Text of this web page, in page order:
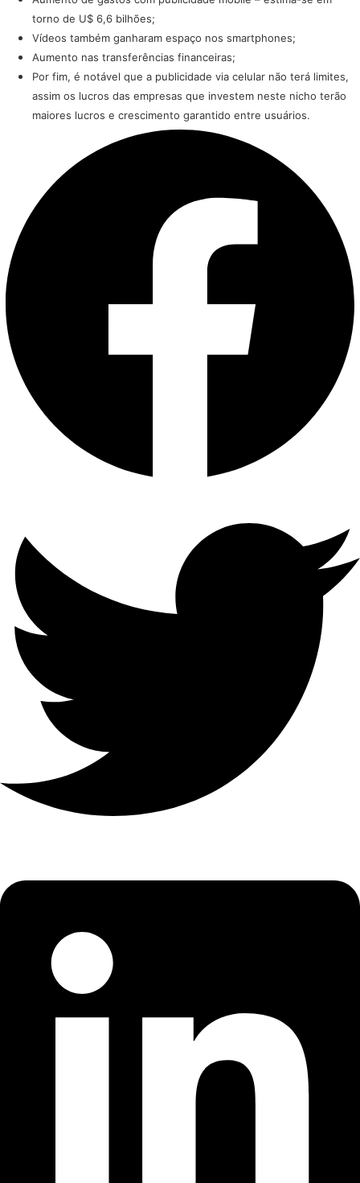
torno de U$ 6,6 bilhões;
Vídeos também ganharam espaço nos smartphones;
Aumento nas transferências financeiras;
Por fim, é notável que a publicidade via celular não terá limites,
assim os lucros das empresas que investem neste nicho terão
maiores lucros e crescimento garantido entre usuários.